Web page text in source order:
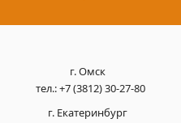
г. Омск
тел.:+7 (3812) 30-27-80
г. Екатеринбург